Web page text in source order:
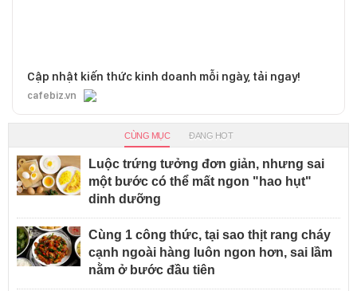
Cập nhật kiến thức kinh doanh mỗi ngày, tải ngay!
cafebiz.vn
CÙNG MỤC ĐANG HOT
Luộc trứng tưởng đơn giản, nhưng sai
một bước có thể mất ngon "hao hụt"
dinh dưỡng
Cùng 1 công thức, tại sao thịt rang cháy
cạnh ngoài hàng luôn ngon hơn, sai lầm
nằm ở bước đầu tiên